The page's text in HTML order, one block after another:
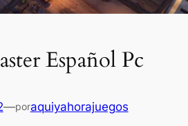
Español Pc
—poraquiyahorajuegos